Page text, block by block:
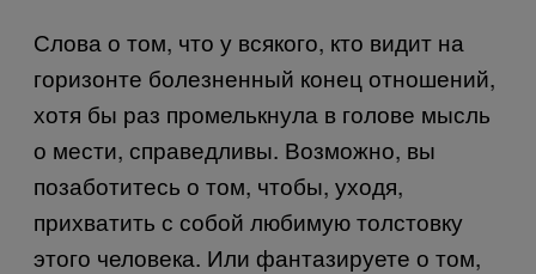
Слова о том, что у всякого, кто видит на
горизонте болезненный конец отношений,
хотя бы раз промелькнула в голове мысль
о мести, справедливы. Возможно, вы
позаботитесь о том, чтобы, уходя,
прихватить с собой любимую толстовку
этого человека. Или фантазируете о том,